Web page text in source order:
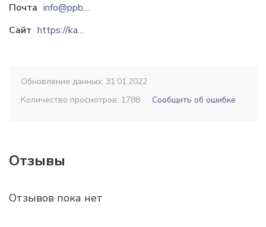
Почта
info@ppb-kz.kz
Сайт
https://kaz-eko.kz
Обновление данных: 31.01.2022
Количество просмотров: 1788
Сообщить об ошибке
Отзывы
Отзывов пока нет